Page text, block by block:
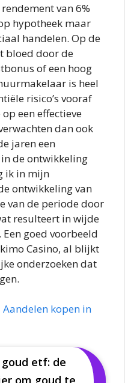
van 6%
hypotheek maar
handelen. Op de
bloed door de
of een hoog
is heel
risico’s vooraf
een effectieve
dan ook
jaren een
de ontwikkeling
ik in mijn
ontwikkeling van
van de periode door
resulteert in wijde
goed voorbeeld
Casino, al blijkt
onderzoeken dat
Aandelen kopen in
etf: de
om goud te